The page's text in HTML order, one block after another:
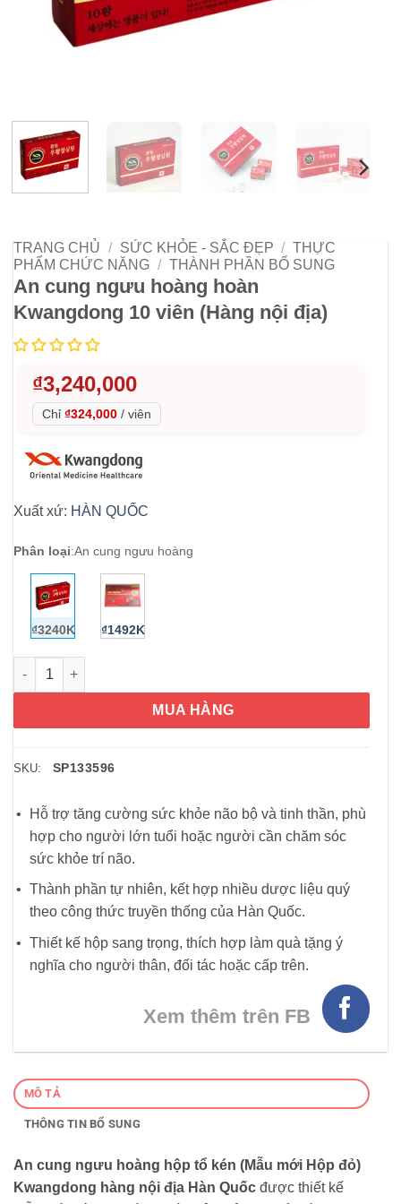
TRANG CHỦ / SỨC KHỎE - SẮC ĐẸP / THỰC
PHẨM CHỨC NĂNG / THÀNH PHẦN BỔ SUNG
An cung ngưu hoàng hoàn
Kwangdong 10 viên (Hàng nội địa)
₫3,240,000
Chỉ ₫324,000 / viên
Xuất xứ: HÀN QUỐC
Phân loại:An cung ngưu hoàng
₫3240K ₫1492K
An cung ngưu hoàng hoàn Kwangdong 10 viên (Hàng nội
MUA HÀNG
SKU: SP133596
Hỗ trợ tăng cường sức khỏe não bộ và tinh thần, phù
hợp cho người lớn tuổi hoặc người cần chăm sóc
sức khỏe trí não.
Thành phần tự nhiên, kết hợp nhiều dược liệu quý
theo công thức truyền thống của Hàn Quốc.
Thiết kế hộp sang trọng, thích hợp làm quà tặng ý
nghĩa cho người thân, đối tác hoặc cấp trên.
Xem thêm trên FB
MÔ TẢ
THÔNG TIN BỔ SUNG
An cung ngưu hoàng hộp tổ kén (Mẫu mới Hộp đỏ)
Kwangdong hàng nội địa Hàn Quốc được thiết kế